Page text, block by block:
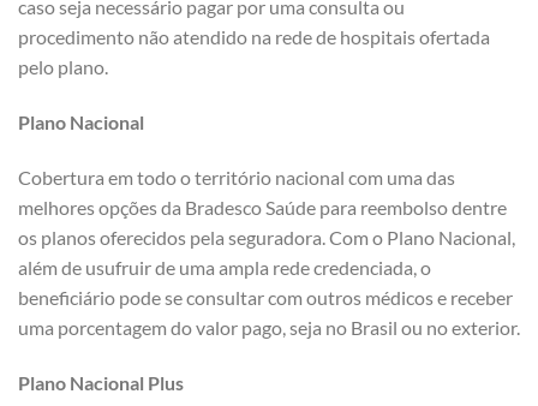
caso seja necessário pagar por uma consulta ou
procedimento não atendido na rede de hospitais ofertada
pelo plano.
Plano Nacional
Cobertura em todo o território nacional com uma das
melhores opções da Bradesco Saúde para reembolso dentre
os planos oferecidos pela seguradora. Com o Plano Nacional,
além de usufruir de uma ampla rede credenciada, o
beneficiário pode se consultar com outros médicos e receber
uma porcentagem do valor pago, seja no Brasil ou no exterior.
Plano Nacional Plus